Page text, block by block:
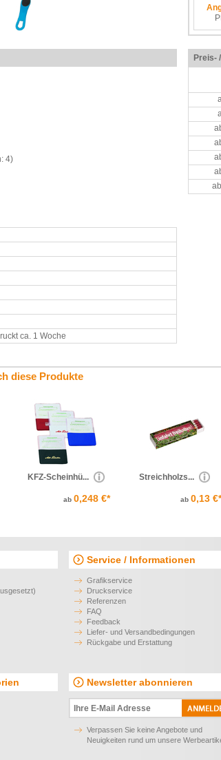
4)
ca. 1 Woche
Preis-
diese Produkte
KFZ-Scheinhü...
ab 0,248 €*
Streichholzs...
ab 0,13 €*
Service / Informationen
Grafikservice
Druckservice
Referenzen
FAQ
Feedback
Liefer- und Versandbedingungen
Rückgabe und Erstattung
Newsletter abonnieren
Verpassen Sie keine Angebote und
Neuigkeiten rund um unsere